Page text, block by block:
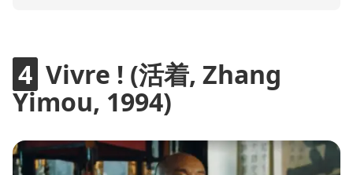
Vivre ! (活着, Zhang
Yimou, 1994)